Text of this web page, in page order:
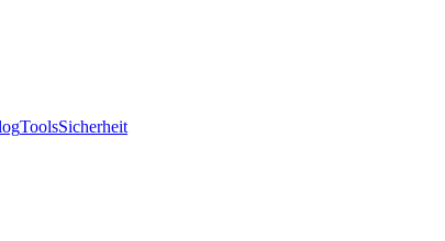
ToolsSicherheit